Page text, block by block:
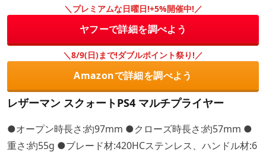
＼プレミアムな日曜日!+5%開催中!／
ヤフーで詳細を調べよう
＼8/9(日)まで!ダブルポイント祭り!／
Amazonで詳細を調べよう
レザーマン スクォートPS4 マルチプライヤー
●オープン時長さ:約97mm ●クローズ時長さ:約57mm ●
重さ:約55g ●ブレード材:420HCステンレス、ハンドル材:6